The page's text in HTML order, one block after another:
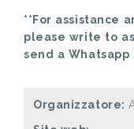
**For assistance
please write to
send a Whatsapp
Organizzatore: